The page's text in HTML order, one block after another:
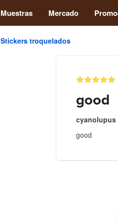
Muestras Mercado
Stickers troquelados
good
cyanolupus
good